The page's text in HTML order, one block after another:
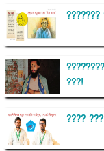
???!
????